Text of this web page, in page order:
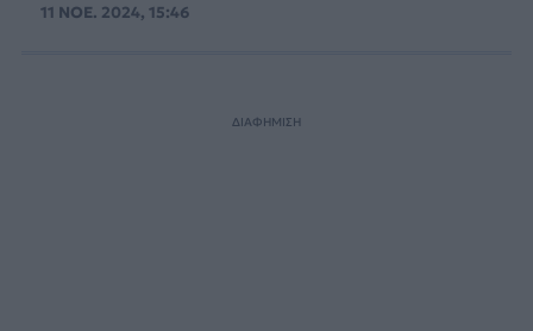
11 ΝΟΕ. 2024, 15:46
ΔΙΑΦΗΜΙΣΗ